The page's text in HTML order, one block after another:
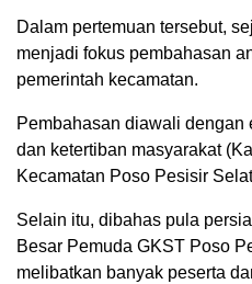
Dalam pertemuan tersebut,
menjadi fokus pembahasan
pemerintah kecamatan.
Pembahasan diawali dengan
dan ketertiban masyarakat
Kecamatan Poso Pesisir
Selain itu, dibahas pula
Besar Pemuda GKST Poso
melibatkan banyak peserta